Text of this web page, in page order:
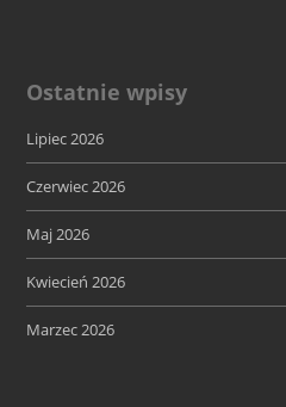
Ostatnie wpisy
Lipiec 2026
Czerwiec 2026
Maj 2026
Kwiecień 2026
Marzec 2026